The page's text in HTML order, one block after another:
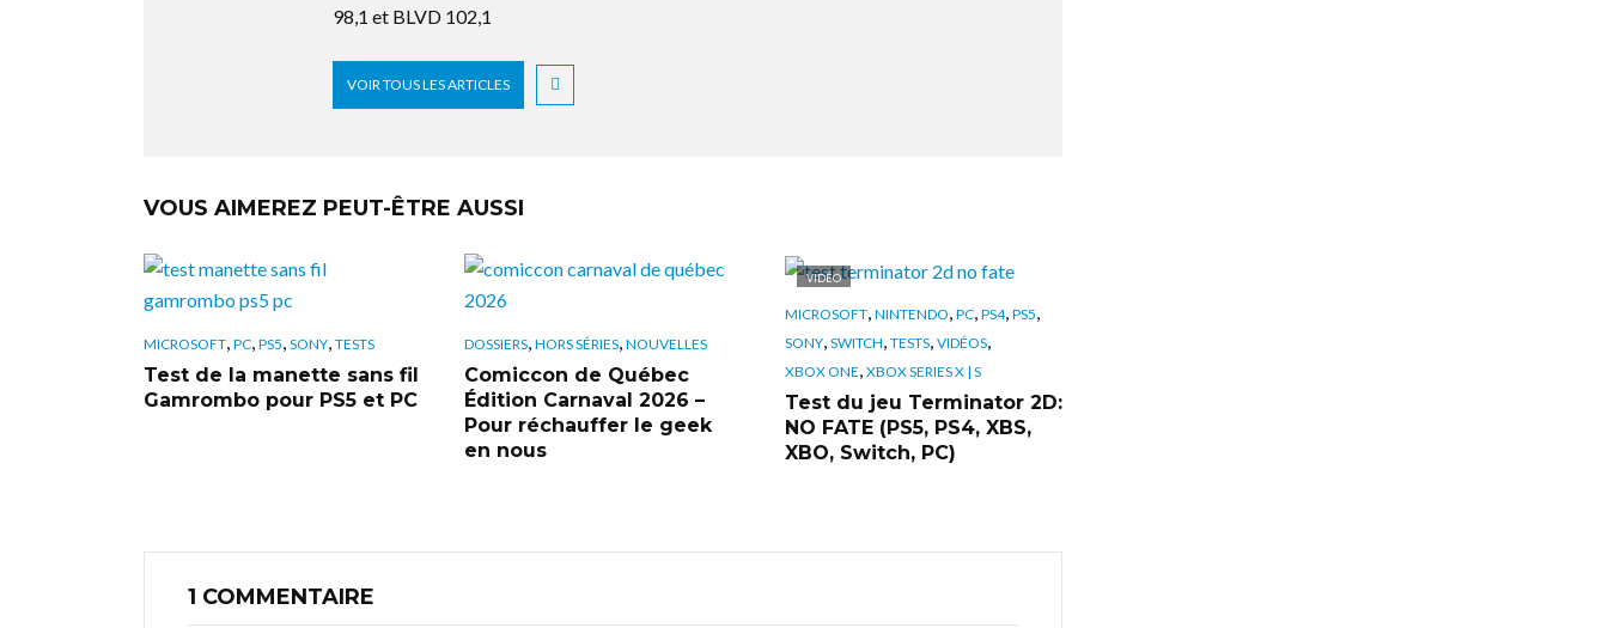
98,1 et BLVD 102,1
VOIR TOUS LES ARTICLES
VOUS AIMEREZ PEUT-ÊTRE AUSSI
MICROSOFT, PC, PS5, SONY, TESTS
Test de la manette sans fil
Gamrombo pour PS5 et PC
DOSSIERS, HORS SÉRIES, NOUVELLES
Comiccon de Québec
Édition Carnaval 2026 –
Pour réchauffer le geek
en nous
VIDÉO
MICROSOFT, NINTENDO, PC, PS4, PS5,
SONY, SWITCH, TESTS, VIDÉOS,
XBOX ONE, XBOX SERIES X | S
Test du jeu Terminator 2D:
NO FATE (PS5, PS4, XBS,
XBO, Switch, PC)
1 COMMENTAIRE